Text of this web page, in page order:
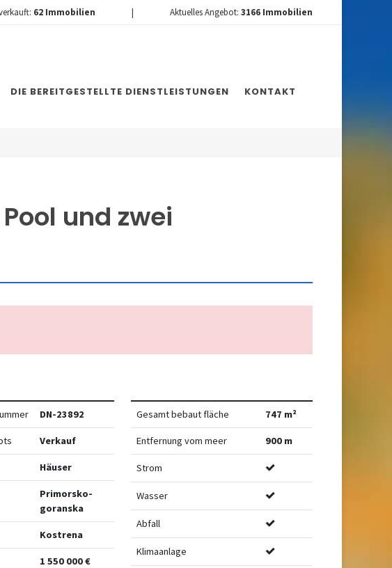
62 Immobilien | Aktuelles Angebot: 3166 Immobilien
DIE BEREITGESTELLTE DIENSTLEISTUNGEN KONTAKT
und zwei
DN-23892
Verkauf
Häuser
Primorsko-
goranska
Kostrena
1 550 000 €
Gesamt bebaut fläche 747 m²
Entfernung vom meer 900 m
Strom
Wasser
Abfall
Klimaanlage